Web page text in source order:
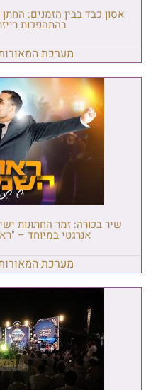
אסון כבד בבין הזמנים:
בהתהפכות
מערכת
שיר בכורה: זמר החתונות
אנרגטי במיוחד –
מערכת